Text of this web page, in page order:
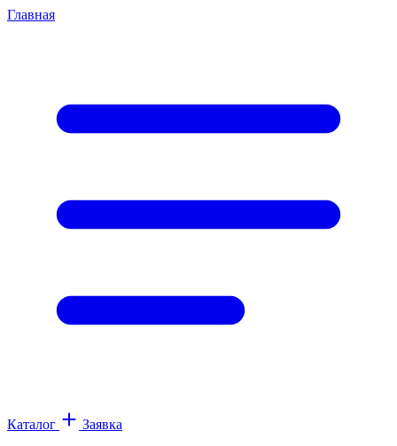
Главная
Каталог Заявка